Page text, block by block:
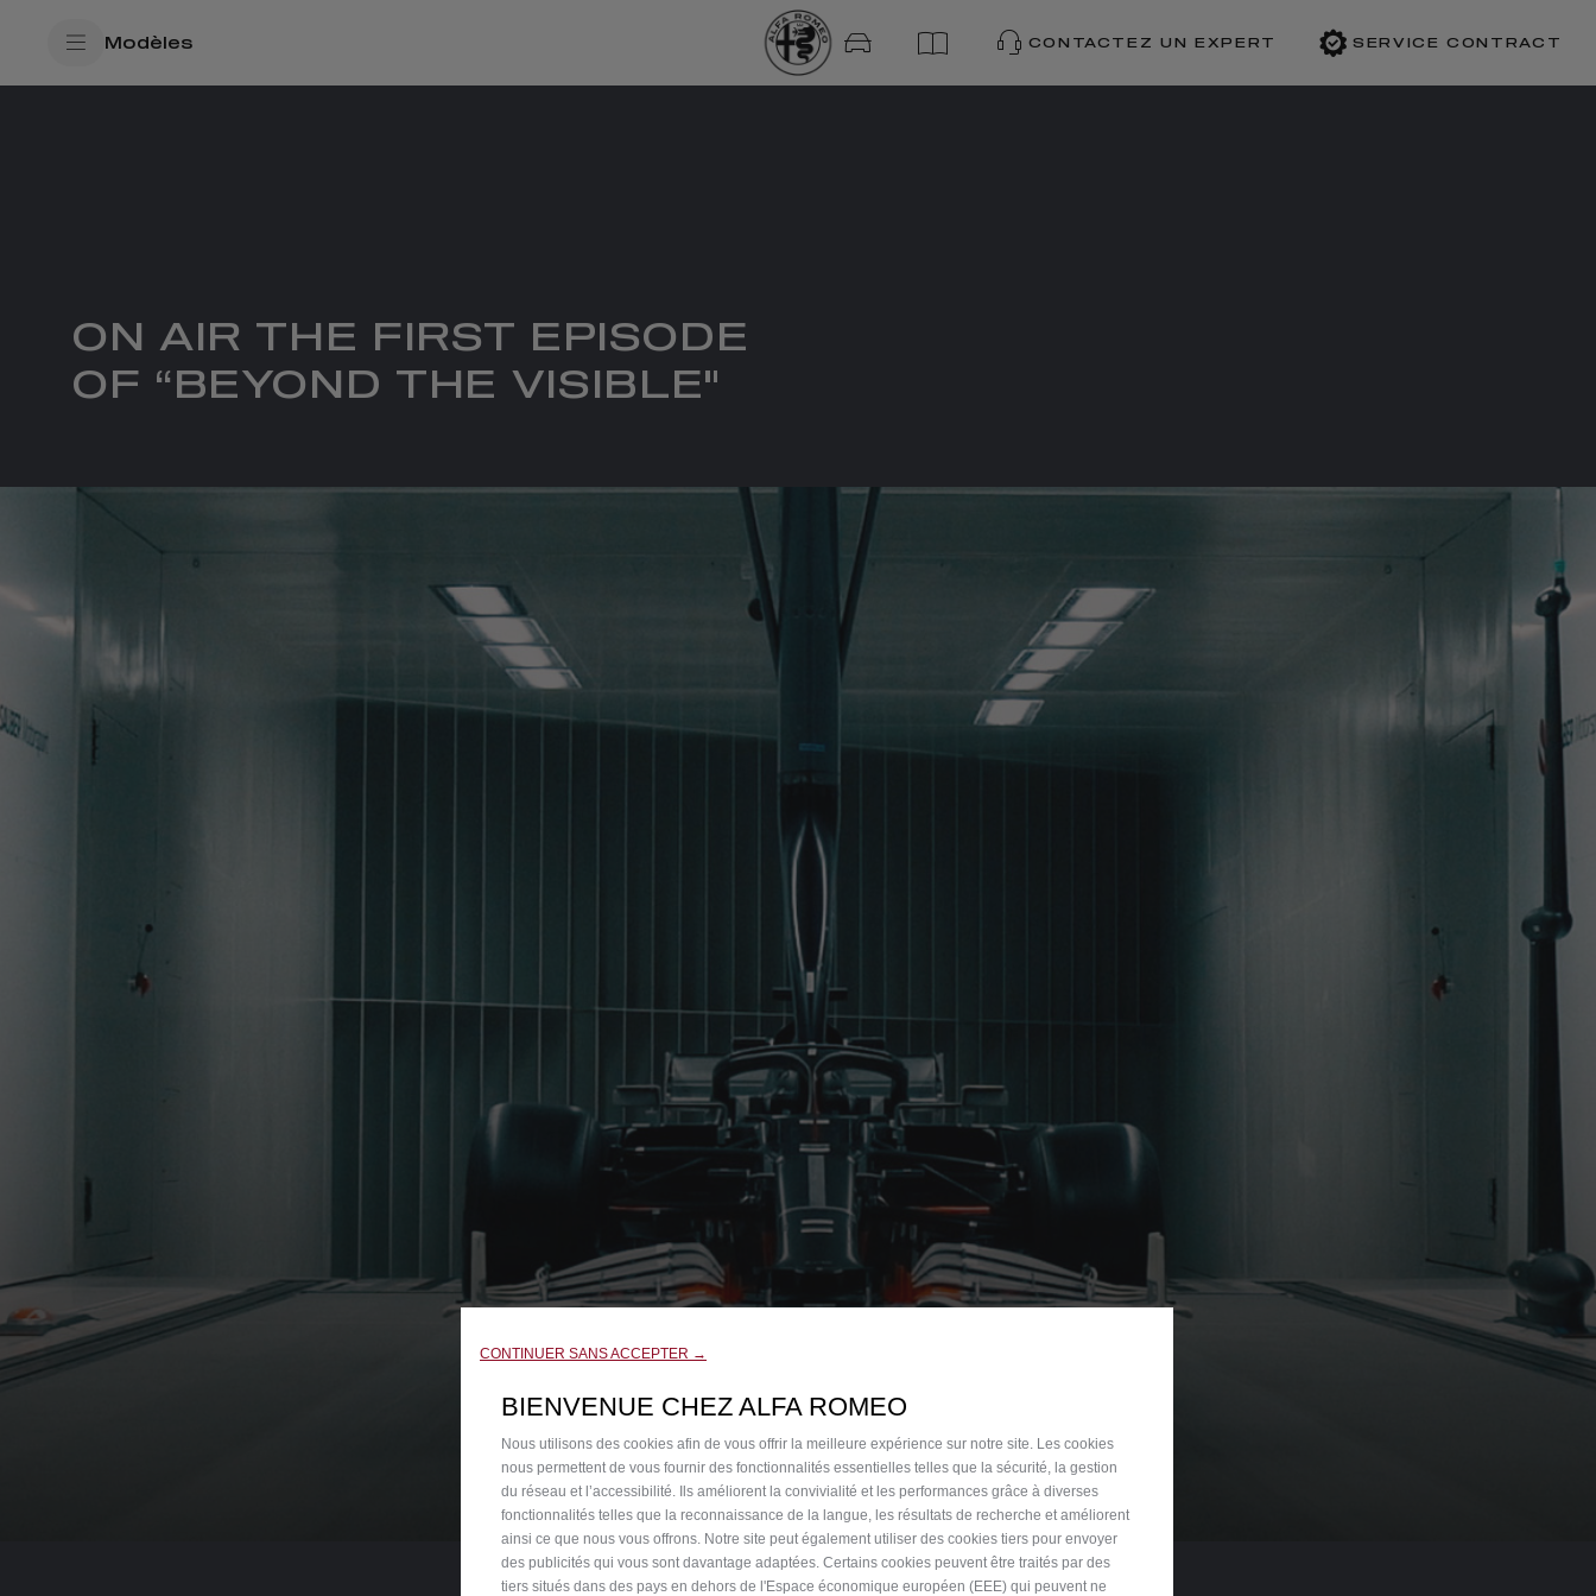
Modèles CONTACTEZ UN EXPERT SERVICE CONTRACT
ON AIR THE FIRST EPISODE
OF “BEYOND THE VISIBLE"
CONTINUER SANS ACCEPTER →
BIENVENUE CHEZ ALFA ROMEO
Nous utilisons des cookies afin de vous offrir la meilleure expérience sur notre site. Les cookies
nous permettent de vous fournir des fonctionnalités essentielles telles que la sécurité, la gestion
du réseau et l’accessibilité. Ils améliorent la convivialité et les performances grâce à diverses
fonctionnalités telles que la reconnaissance de la langue, les résultats de recherche et améliorent
ainsi ce que nous vous offrons. Notre site peut également utiliser des cookies tiers pour envoyer
des publicités qui vous sont davantage adaptées. Certains cookies peuvent être traités par des
tiers situés dans des pays en dehors de l'Espace économique européen (EEE) qui peuvent ne